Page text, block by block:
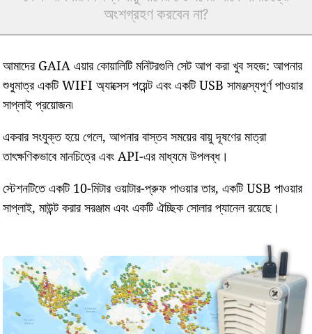
অংশগ্রহণ করবেন না?
আমাদের GAIA এয়ার কোয়ালিটি মনিটরগুলি সেট আপ করা খুব সহজ: আপনার
শুধুমাত্র একটি WIFI অ্যাক্সেস পয়েন্ট এবং একটি USB সামঞ্জস্যপূর্ণ পাওয়ার
সাপ্লাই প্রয়োজন৷
একবার সংযুক্ত হয়ে গেলে, আপনার বাস্তব সময়ের বায়ু দূষণের মাত্রা
তাৎক্ষণিকভাবে মানচিত্রে এবং API-এর মাধ্যমে উপলব্ধ।
স্টেশনটিতে একটি 10-মিটার ওয়াটার-প্রুফ পাওয়ার তার, একটি USB পাওয়ার
সাপ্লাই, মাউন্ট করার সরঞ্জাম এবং একটি ঐচ্ছিক সোলার প্যানেল রয়েছে।